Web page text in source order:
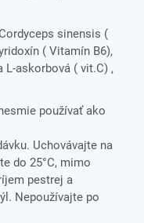
sinensis (
( Vitamín B6),
L-askorbová ( vit.C) ,
používať ako
Uchovávajte na
do 25°C, mimo
pestrej a
Nepoužívajte po